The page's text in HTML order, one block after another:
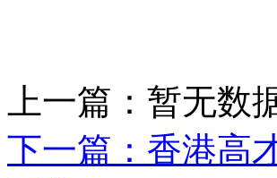
上一篇：暂无数
下一篇：香港